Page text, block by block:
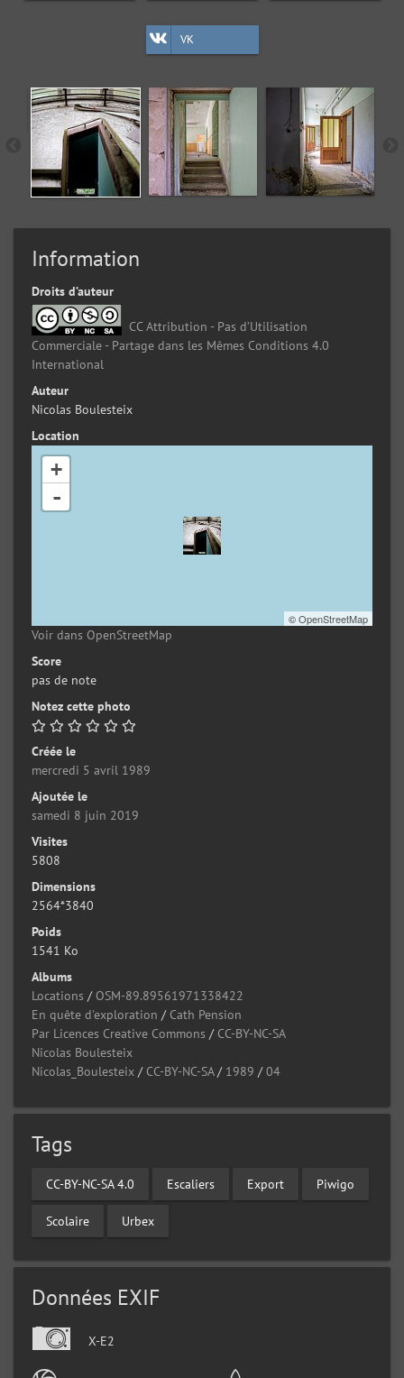
VK
Information
Droits d’auteur
CC Attribution - Pas d’Utilisation
Commerciale - Partage dans les Mêmes Conditions 4.0
International
Auteur
Nicolas Boulesteix
Location
+
-
©OpenStreetMap
Voir dans OpenStreetMap
Score
pas de note
Notez cette photo
Créée le
mercredi 5 avril 1989
Ajoutée le
samedi 8 juin 2019
Visites
5808
Dimensions
2564*3840
Poids
1541 Ko
Albums
Locations / OSM-89.89561971338422
En quête d'exploration / Cath Pension
Par Licences Creative Commons / CC-BY-NC-SA
Nicolas Boulesteix
Nicolas_Boulesteix / CC-BY-NC-SA/ 1989 /04
Tags
CC-BY-NC-SA 4.0 Escaliers Export Piwigo
Scolaire Urbex
Données EXIF
X-E2